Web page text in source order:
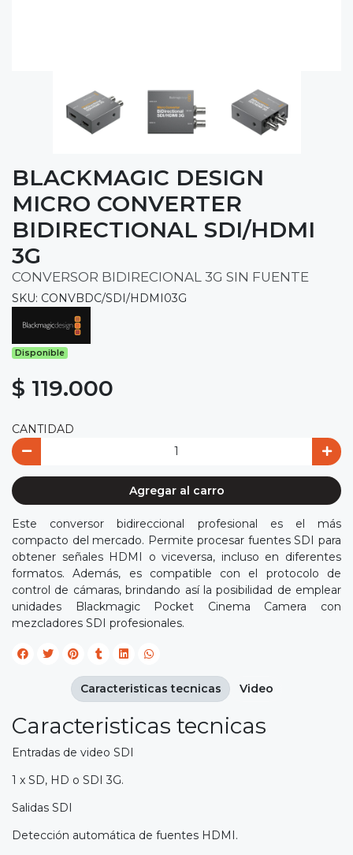
BLACKMAGIC DESIGN
MICRO CONVERTER
BIDIRECTIONAL SDI/HDMI
3G
CONVERSOR BIDIRECIONAL 3G SIN FUENTE
SKU: CONVBDC/SDI/HDMI03G
Disponible
$ 119.000
CANTIDAD
Agregar al carro
Este conversor bidireccional profesional es el más
compacto del mercado. Permite procesar fuentes SDI para
obtener señales HDMI o viceversa, incluso en diferentes
formatos. Además, es compatible con el protocolo de
control de cámaras, brindando así la posibilidad de emplear
unidades Blackmagic Pocket Cinema Camera con
mezcladores SDI profesionales.
Caracteristicas tecnicas
Entradas de video SDI
1 x SD, HD o SDI 3G.
Salidas SDI
Detección automática de fuentes HDMI.
Caracteristicas tecnicas Video